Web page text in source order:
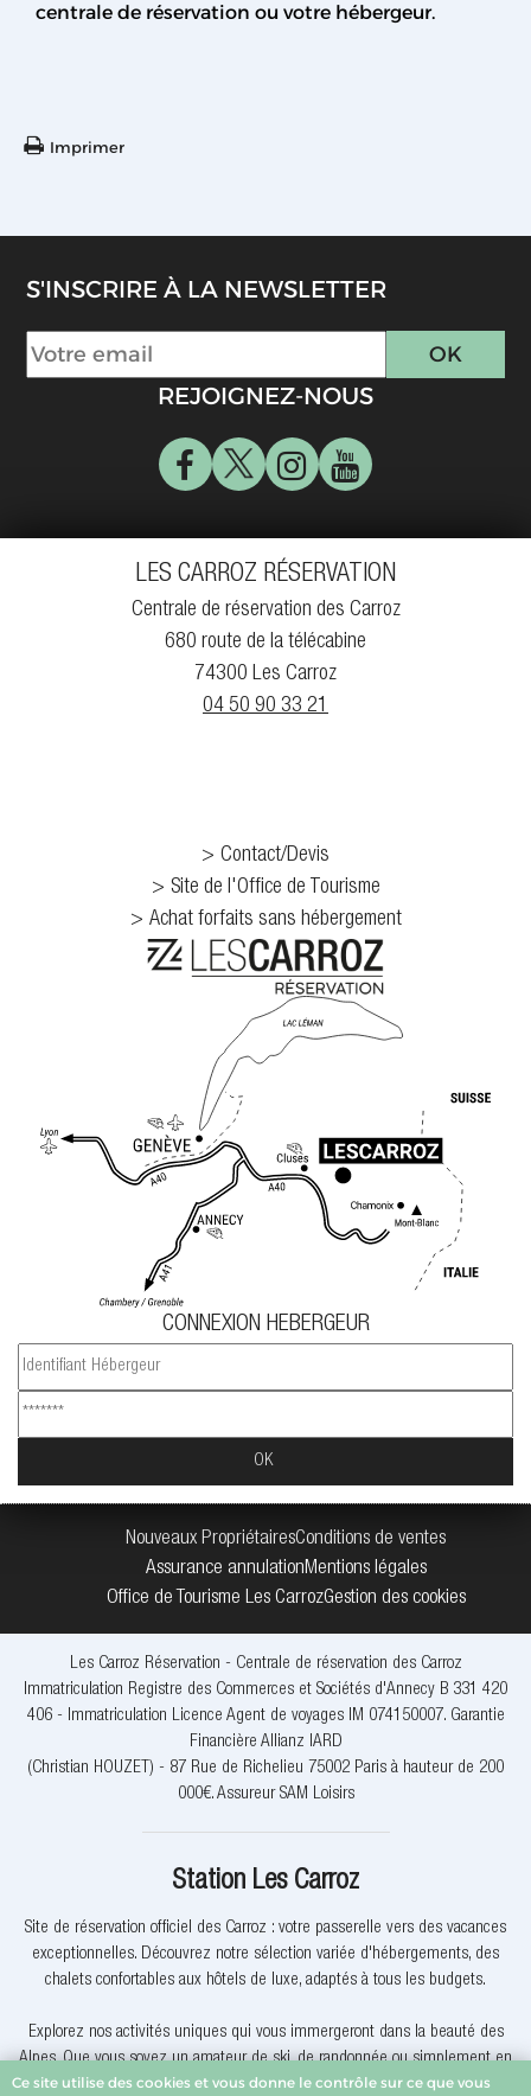
centrale de réservation ou votre hébergeur.
Imprimer
S'INSCRIRE À LA NEWSLETTER
REJOIGNEZ-NOUS
LES CARROZ RÉSERVATION
Centrale de réservation des Carroz
680 route de la télécabine
74300 Les Carroz
04 50 90 33 21
Contact/Devis
Site de l'Office de Tourisme
Achat forfaits sans hébergement
CONNEXION HEBERGEUR
Nouveaux PropriétairesConditions de ventes
Assurance annulationMentions légales
Office de Tourisme Les CarrozGestion des cookies
Les Carroz Réservation - Centrale de réservation des Carroz
Immatriculation Registre des Commerces et Sociétés d'Annecy B 331 420
406 - Immatriculation Licence Agent de voyages IM 074150007. Garantie
Financière Allianz IARD
(Christian HOUZET) - 87 Rue de Richelieu 75002 Paris à hauteur de 200
000€. Assureur SAM Loisirs
Station Les Carroz
Site de réservation officiel des Carroz : votre passerelle vers des vacances
exceptionnelles. Découvrez notre sélection variée d'hébergements, des
chalets confortables aux hôtels de luxe, adaptés à tous les budgets.
Explorez nos activités uniques qui vous immergeront dans la beauté des
Alpes. Que vous soyez un amateur de ski, de randonnée ou simplement en
quête de détente, nous avons quelque chose pour vous.
Ce site utilise des cookies et vous donne le contrôle sur ce que vous